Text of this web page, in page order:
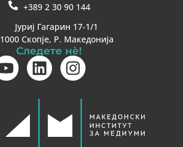
+389 2 30 90 144
Јуриј Гагарин 17-1/1
1000 Скопје, Р. Македонија
Следете нè!